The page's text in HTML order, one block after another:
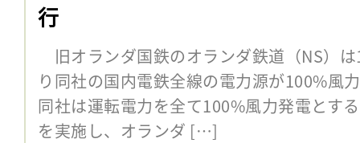
行
旧オランダ国鉄のオランダ鉄道（NS）
り同社の国内電鉄全線の電力源が100%風
同社は運転電力を全て100%風力発電とす
を実施し、オランダ […]